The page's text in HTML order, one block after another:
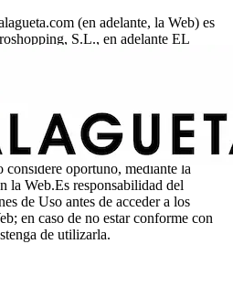
(en adelante, la Web) es
S.L., en adelante EL
nº: B92950146 y domicilio social
La Alzambra, 3, Local 1,
de los servicios de la Web requiere la
de Uso vigentes en cada
se reserva el derecho de modificar
oportuno, mediante la
la Web.Es responsabilidad del
de Uso antes de acceder a los
en caso de no estar conforme con
de utilizarla.